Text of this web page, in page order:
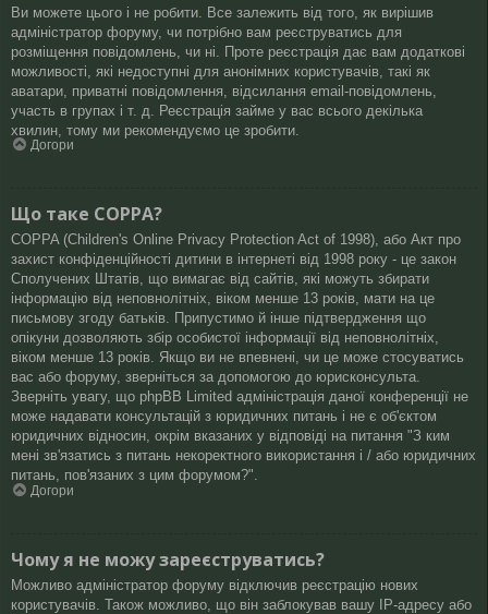
Ви можете цього і не робити. Все залежить від того, як вирішив
адміністратор форуму, чи потрібно вам реєструватись для
розміщення повідомлень, чи ні. Проте реєстрація дає вам додаткові
можливості, які недоступні для анонімних користувачів, такі як
аватари, приватні повідомлення, відсилання email-повідомлень,
участь в групах і т. д. Реєстрація займе у вас всього декілька
хвилин, тому ми рекомендуємо це зробити.
Догори
Що таке COPPA?
COPPA (Children's Online Privacy Protection Act of 1998), або Акт про
захист конфіденційності дитини в інтернеті від 1998 року - це закон
Сполучених Штатів, що вимагає від сайтів, які можуть збирати
інформацію від неповнолітніх, віком менше 13 років, мати на це
письмову згоду батьків. Припустимо й інше підтвердження що
опікуни дозволяють збір особистої інформації від неповнолітніх,
віком менше 13 років. Якщо ви не впевнені, чи це може стосуватись
вас або форуму, зверніться за допомогою до юрисконсульта.
Зверніть увагу, що phpBB Limited адміністрація даної конференції не
може надавати консультацій з юридичних питань і не є об'єктом
юридичних відносин, окрім вказаних у відповіді на питання "З ким
мені зв'язатись з питань некоректного використання і / або юридичних
питань, пов'язаних з цим форумом?".
Догори
Чому я не можу зареєструватись?
Можливо адміністратор форуму відключив реєстрацію нових
користувачів. Також можливо, що він заблокував вашу IP-адресу або